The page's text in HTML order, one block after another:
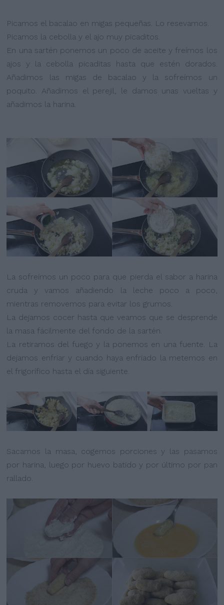
Picamos el bacalao en migas pequeñas. Lo resevamos.
Picamos la cebolla y el ajo muy picaditos.
En una sartén ponemos un poco de aceite y freímos los
ajos y la cebolla picaditas hasta que estén dorados.
Añadimos las migas de bacalao y la sofreímos un
poquito. Añadimos el perejil, le damos unas vueltas y
añadimos la harina.
La sofreímos un poco para que pierda el sabor a harina
cruda y vamos añadiendo la leche poco a poco,
mientras removemos para evitar los grumos.
La dejamos cocer hasta que veamos que se desprende
la masa fácilmente del fondo de la sartén.
La retiramos del fuego y la ponemos en una fuente. La
dejamos enfriar y cuando haya enfriado la metemos en
el frigorífico hasta el día siguiente.
Sacamos la masa, cogemos porciones y las pasamos
por harina, luego por huevo batido y por último por pan
rallado.